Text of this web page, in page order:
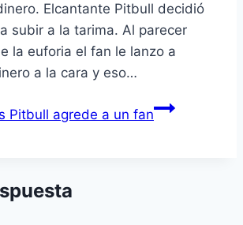
Elcantante Pitbull decidió
subir a la tarima. Al parecer
la euforia el fan le lanzo a
a la cara y eso…
Pitbull agrede a un fan